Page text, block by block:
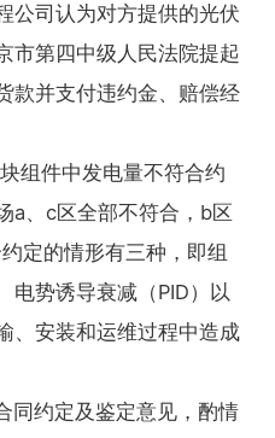
公司认为对方提供的光伏
市第四中级人民法院提起
款并支付违约金、赔偿经
组件中发电量不符合约
a、c区全部不符合，b区
定的情形有三种，即组
电势诱导衰减（PID）以
、安装和运维过程中造成
同约定及鉴定意见，酌情